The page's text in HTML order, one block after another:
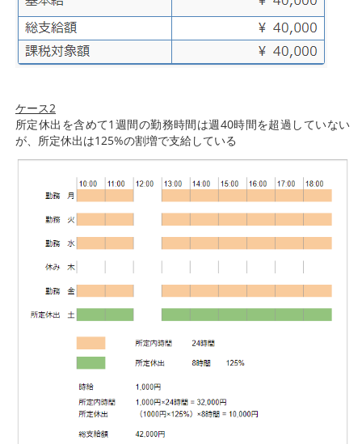
ケース2
所定休出を含めて1週間の勤務時間は週40時間を超過していない
が、所定休出は125%の割増で支給している